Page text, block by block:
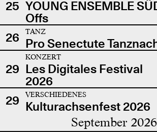
25 YOUNG ENSEMBLE
Offs
26
TANZ
Pro Senectute
29
KONZERT
Les Digitales Festival
2026
29 VERSCHIEDENES
Kulturachsenfest 2026
September 2026